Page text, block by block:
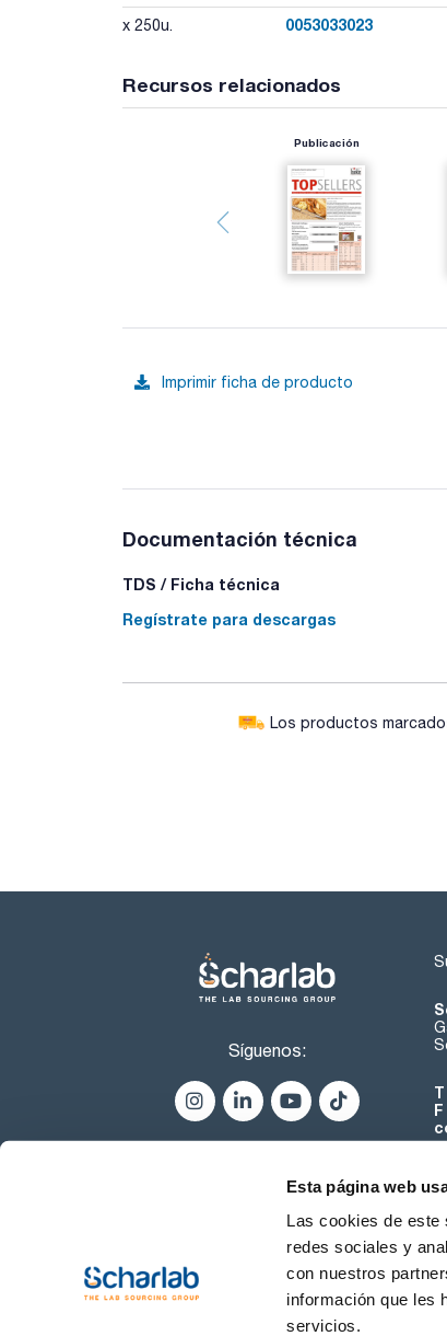
Esta página web
Las cookies de este
redes sociales y
con nuestros
información que les
servicios.
x 250u. 0053033023
Recursos relacionados
Publicación
Imprimir ficha de producto
Documentación técnica
TDS / Ficha técnica
Regístrate para descargas
Los productos
Síguenos:
T
F